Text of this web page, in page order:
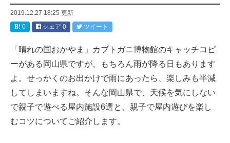
2019.12.27 18:25 更新
0
シェア 0 ツイート
「晴れの国おかやま」カブトガニ博物館のキャッチコピ
ーがある岡山県ですが、もちろん雨が降る日もあります
よ。せっかくのお出かけで雨にあったら、楽しみも半減
してしまいますね。そんな岡山県で、天候を気にしない
で親子で遊べる屋内施設6選と、親子で屋内遊びを楽し
むコツについてご紹介します。